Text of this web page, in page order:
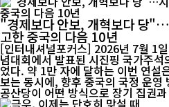
"경제보다 안보, 개혁보다 당
고한 중국의 다음 10년
[인터내셔널포커스] 2026년 7월 1
념대회에서 발표된 시진핑 국가주
었다. 약 1만 자에 달하는 이번 연설
보는 동시에, 향후 중국의 국정 운영
공산당이 어떤 방식으로 장기 집권